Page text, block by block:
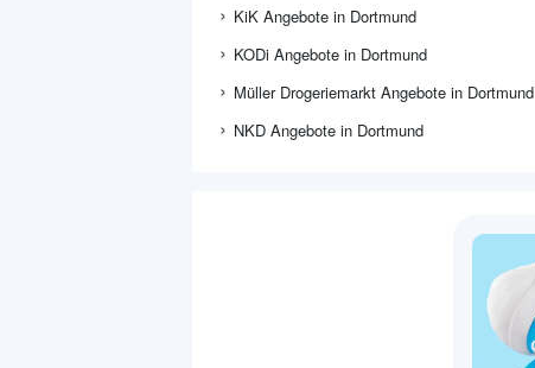
KiK Angebote in Dortmund
KODi Angebote in Dortmund
Müller Drogeriemarkt Angebote in Dortmund
NKD Angebote in Dortmund